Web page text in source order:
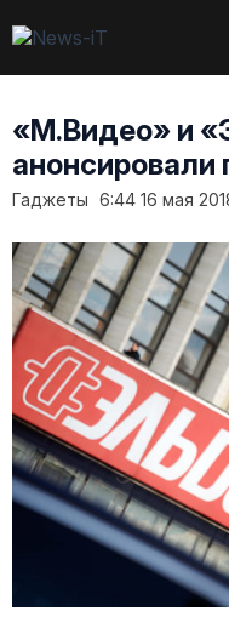
«М.Видео» и
анонсировали
Гаджеты 6:44 16 мая